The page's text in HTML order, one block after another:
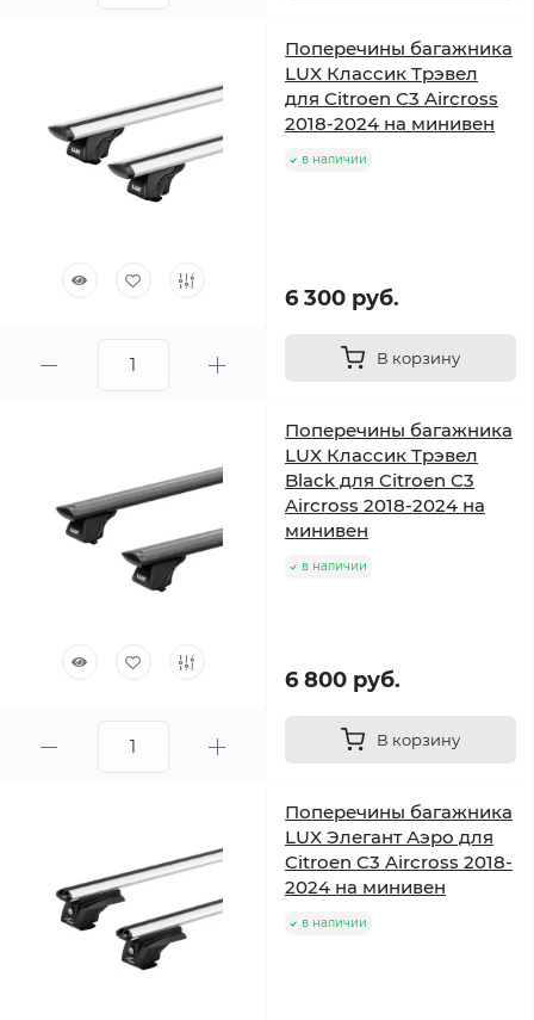
Поперечины багажника
LUX Классик Трэвел
для Citroen C3 Aircross
2018-2024 на минивен
в наличии
6 300 руб.
В корзину
Поперечины багажника
LUX Классик Трэвел
Black для Citroen C3
Aircross 2018-2024 на
минивен
в наличии
6 800 руб.
В корзину
Поперечины багажника
LUX Элегант Аэро для
Citroen C3 Aircross 2018-
2024 на минивен
в наличии